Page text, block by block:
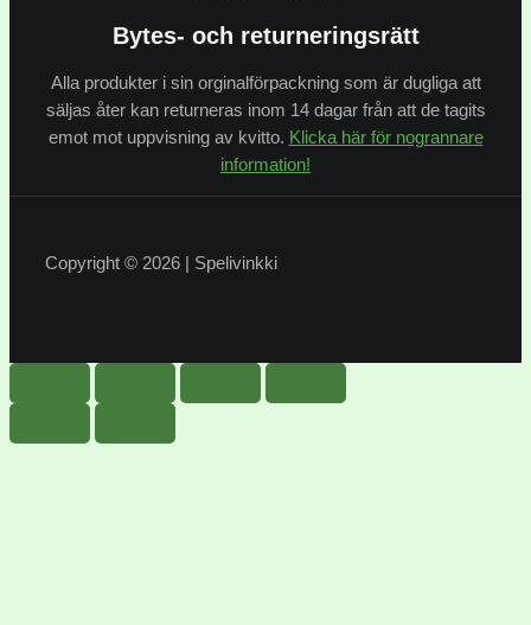
Bytes- och returneringsrätt
Alla produkter i sin orginalförpackning som är dugliga att
säljas åter kan returneras inom 14 dagar från att de tagits
emot mot uppvisning av kvitto. Klicka här för nogrannare
information!
Copyright © 2026 | Spelivinkki